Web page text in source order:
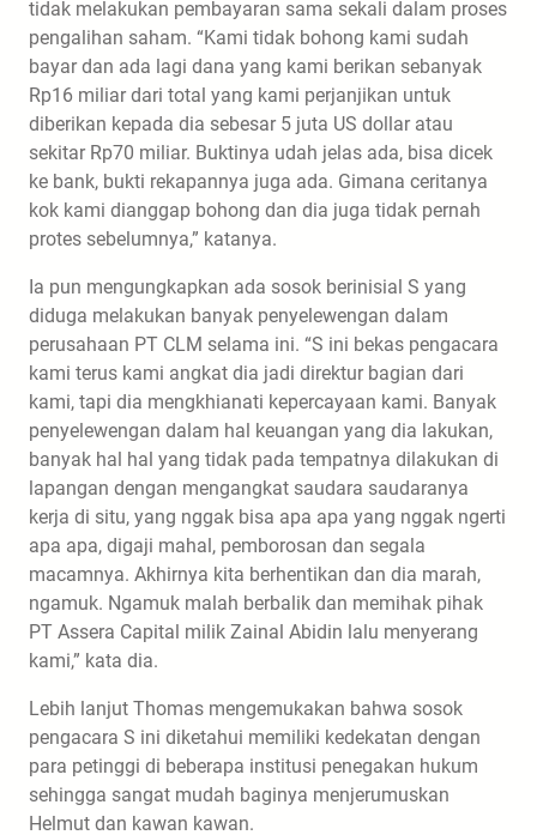
tidak melakukan pembayaran sama sekali dalam proses
pengalihan saham. “Kami tidak bohong kami sudah
bayar dan ada lagi dana yang kami berikan sebanyak
Rp16 miliar dari total yang kami perjanjikan untuk
diberikan kepada dia sebesar 5 juta US dollar atau
sekitar Rp70 miliar. Buktinya udah jelas ada, bisa dicek
ke bank, bukti rekapannya juga ada. Gimana ceritanya
kok kami dianggap bohong dan dia juga tidak pernah
protes sebelumnya,” katanya.
Ia pun mengungkapkan ada sosok berinisial S yang
diduga melakukan banyak penyelewengan dalam
perusahaan PT CLM selama ini. “S ini bekas pengacara
kami terus kami angkat dia jadi direktur bagian dari
kami, tapi dia mengkhianati kepercayaan kami. Banyak
penyelewengan dalam hal keuangan yang dia lakukan,
banyak hal hal yang tidak pada tempatnya dilakukan di
lapangan dengan mengangkat saudara saudaranya
kerja di situ, yang nggak bisa apa apa yang nggak ngerti
apa apa, digaji mahal, pemborosan dan segala
macamnya. Akhirnya kita berhentikan dan dia marah,
ngamuk. Ngamuk malah berbalik dan memihak pihak
PT Assera Capital milik Zainal Abidin lalu menyerang
kami,” kata dia.
Lebih lanjut Thomas mengemukakan bahwa sosok
pengacara S ini diketahui memiliki kedekatan dengan
para petinggi di beberapa institusi penegakan hukum
sehingga sangat mudah baginya menjerumuskan
Helmut dan kawan kawan.